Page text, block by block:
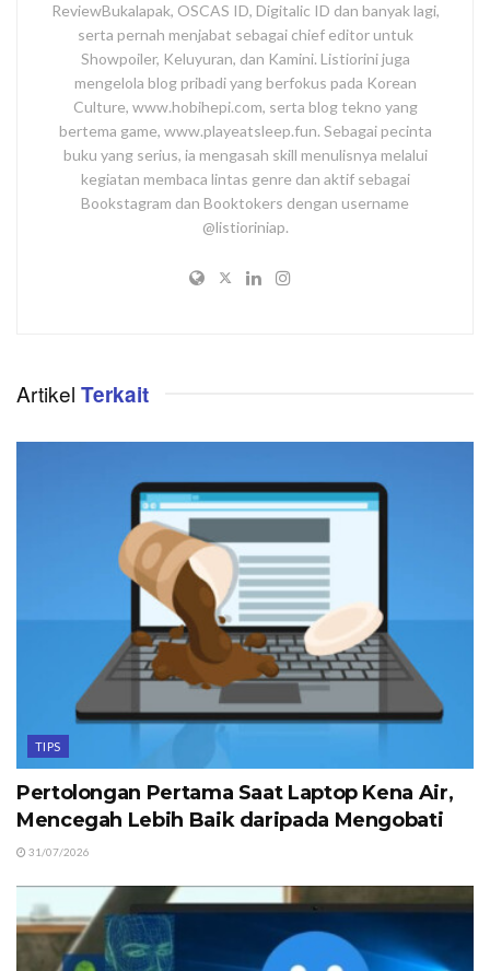
ReviewBukalapak, OSCAS ID, Digitalic ID dan banyak lagi,
serta pernah menjabat sebagai chief editor untuk
Showpoiler, Keluyuran, dan Kamini. Listiorini juga
mengelola blog pribadi yang berfokus pada Korean
Culture, www.hobihepi.com, serta blog tekno yang
bertema game, www.playeatsleep.fun. Sebagai pecinta
buku yang serius, ia mengasah skill menulisnya melalui
kegiatan membaca lintas genre dan aktif sebagai
Bookstagram dan Booktokers dengan username
@listioriniap.
Artikel Terkait
TIPS
Pertolongan Pertama Saat Laptop Kena Air,
Mencegah Lebih Baik daripada Mengobati
31/07/2026